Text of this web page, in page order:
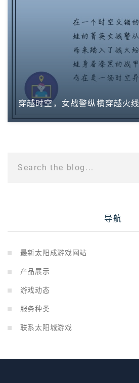
穿越时空，女战警纵横穿越火线
Search the blog...
导航
最新太阳成游戏网站
产品展示
游戏动态
服务种类
联系太阳城游戏